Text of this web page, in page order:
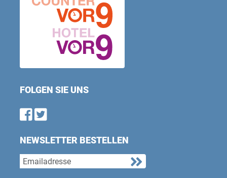
FOLGEN SIE UNS
Find us on Facebook
Follow us on Twitter
NEWSLETTER BESTELLEN